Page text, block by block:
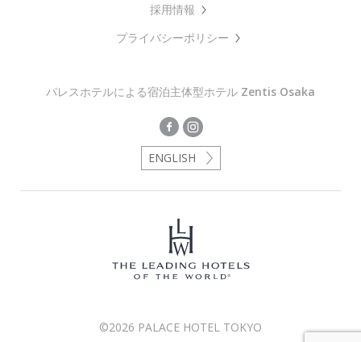
採用情報
プライバシーポリシー
パレスホテルによる宿泊主体型ホテル Zentis Osaka
ENGLISH
©2026 PALACE HOTEL TOKYO